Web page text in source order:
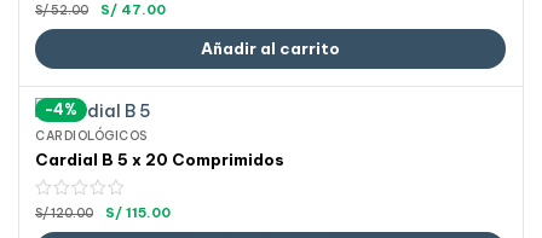
S/52.00 S/ 47.00
Añadir al carrito
-4%
CARDIOLÓGICOS
Cardial B 5 x 20 Comprimidos
S/120.00 S/ 115.00